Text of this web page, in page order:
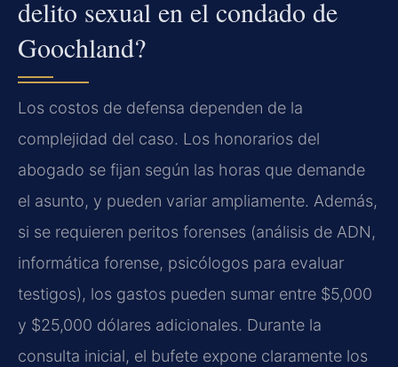
delito sexual en el condado de
Goochland?
Los costos de defensa dependen de la
complejidad del caso. Los honorarios del
abogado se fijan según las horas que demande
el asunto, y pueden variar ampliamente. Además,
si se requieren peritos forenses (análisis de ADN,
informática forense, psicólogos para evaluar
testigos), los gastos pueden sumar entre $5,000
y $25,000 dólares adicionales. Durante la
consulta inicial, el bufete expone claramente los